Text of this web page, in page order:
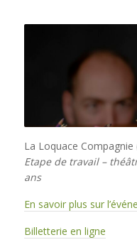
La Loquace Compagnie
Etape de travail –
ans
En savoir plus sur
Billetterie en ligne